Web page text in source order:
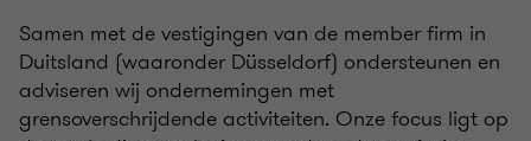
Samen met de vestigingen van de member firm in
Duitsland (waaronder Düsseldorf) ondersteunen en
adviseren wij ondernemingen met
grensoverschrijdende activiteiten. Onze focus ligt op